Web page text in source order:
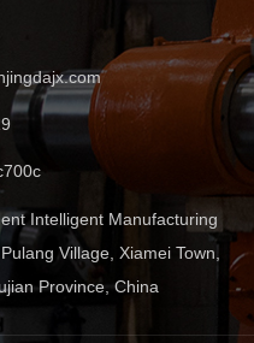
Intelligent Manufacturing
Village, Xiamei Town,
Province, China